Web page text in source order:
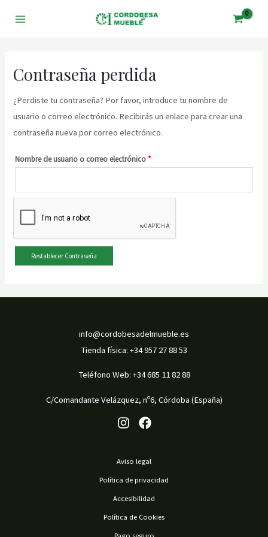
Contraseña perdida
¿Perdiste tu contraseña? Por favor, introduce tu nombre de
usuario o correo electrónico. Recibirás un enlace para crear una
contraseña nueva por correo electrónico.
Nombre de usuario o correo electrónico*Obligatorio
Restablecer Contraseña
info@cordobesadelmueble.es
Tienda física: +34 957 27 88 53
Teléfono Web: +34 685 11 82 88
C/Comandante Velázquez, nº6, Córdoba (España)
Aviso legal
Política de privacidad
Accesibilidad
Política de Cookies
Pago seguro